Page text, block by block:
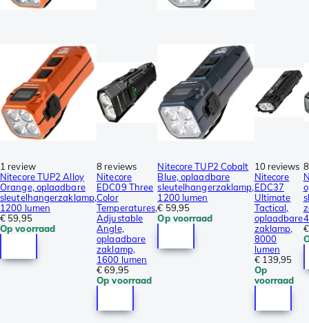
1 review
Nitecore TUP2 Alloy
Orange, oplaadbare
sleutelhangerzaklamp,
1200 lumen
€ 59,95
Op voorraad
8 reviews
Nitecore
EDC09 Three
Color
Temperatures,
Adjustable
Angle,
oplaadbare
zaklamp,
1600 lumen
€ 69,95
Op voorraad
Nitecore TUP2 Cobalt
Blue, oplaadbare
sleutelhangerzaklamp,
1200 lumen
€ 59,95
Op voorraad
10 reviews
Nitecore
EDC37
Ultimate
Tactical,
oplaadbare
zaklamp,
8000
lumen
€ 139,95
Op
voorraad